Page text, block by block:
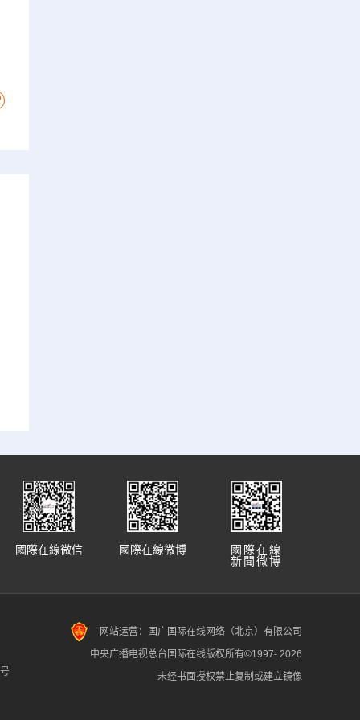
國際在線
新聞微博
國際在線微博
國際在線微信
网站运营：国广国际在线网络（北京）有限公司
中央广播电视总台国际在线版权所有©1997- 2026
未经书面授权禁止复制或建立镜像